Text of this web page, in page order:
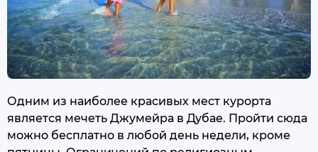
Одним из наиболее красивых мест курорта
является мечеть Джумейра в Дубае. Пройти сюда
можно бесплатно в любой день недели, кроме